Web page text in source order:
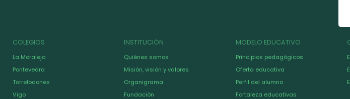
COLEGIOS
La Moraleja
Pontevedra
Torrelodones
Vigo
INSTITUCIÓN
Quiénes somos
Misión, visión y valores
Organigrama
Fundación
MODELO EDUCATIVO
Principios pedagógicos
Oferta educativa
Perfil del alumno
Fortaleza educativas